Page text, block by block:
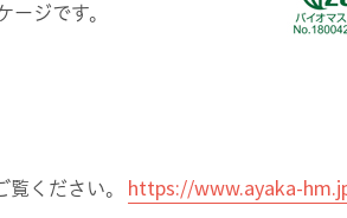
ジです。
ください。 https://www.ayaka-